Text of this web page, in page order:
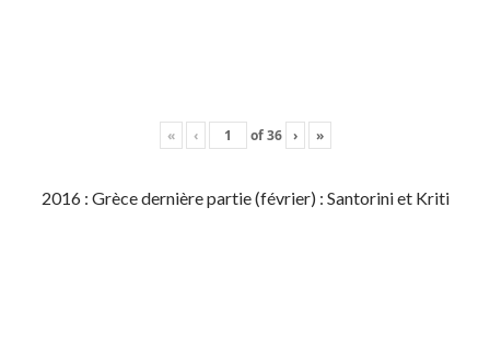
« ‹ of36 › »
2016 : Grèce dernière partie (février) : Santorini et Kriti